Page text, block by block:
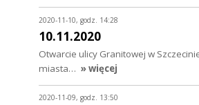
2020-11-10, godz. 14:28
10.11.2020
Otwarcie ulicy Granitowej w
miasta… » więcej
2020-11-09, godz. 13:50